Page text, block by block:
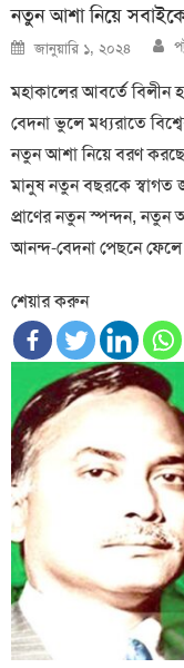
নতুন আশা নিয়ে
Posted
on
জানুয়ারি ১, ২০২৪
মহাকালের আবর্তে
বেদনা ভুলে মধ্যরাতে
নতুন আশা নিয়ে বরণ
মানুষ নতুন বছরকে স্বাগত
প্রাণের নতুন স্পন্দন,
আনন্দ-বেদনা পেছনে
শেয়ার করুন